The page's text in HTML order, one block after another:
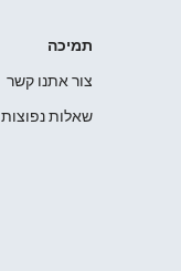
תמיכה
צור אתנו קשר
שאלות נפוצות